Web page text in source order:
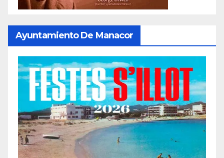
Ayuntamiento De Manacor